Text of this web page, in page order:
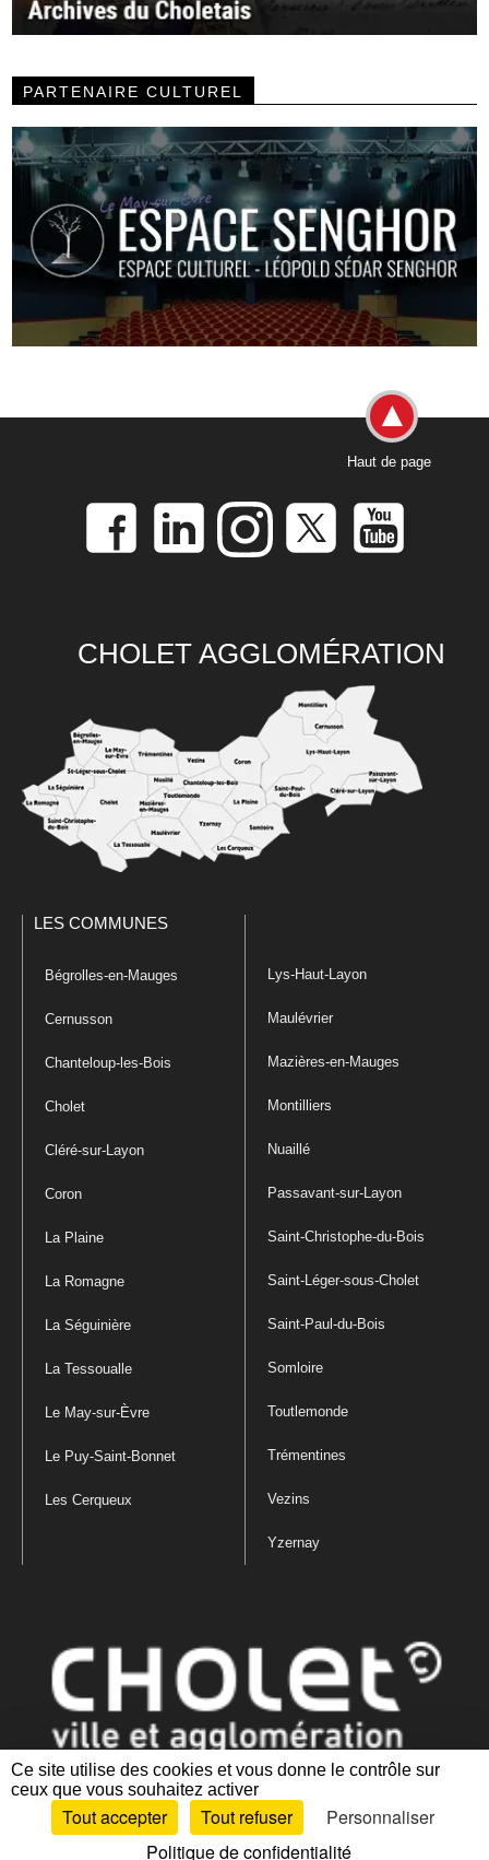
Ce site utilise des cookies et vous donne le contrôle sur
ceux que vous souhaitez activer
Tout accepter Tout refuser
Personnaliser
Politique de confidentialité
PARTENAIRE CULTUREL
Haut de page
CHOLET AGGLOMÉRATION
LES COMMUNES
Bégrolles-en-Mauges
Cernusson
Chanteloup-les-Bois
Cholet
Cléré-sur-Layon
Coron
La Plaine
La Romagne
La Séguinière
La Tessoualle
Le May-sur-Èvre
Le Puy-Saint-Bonnet
Les Cerqueux
Lys-Haut-Layon
Maulévrier
Mazières-en-Mauges
Montilliers
Nuaillé
Passavant-sur-Layon
Saint-Christophe-du-Bois
Saint-Léger-sous-Cholet
Saint-Paul-du-Bois
Somloire
Toutlemonde
Trémentines
Vezins
Yzernay
Mentions légales|Politique de confidentialité
des cookies |Plan du site Accessibilité : partiellement conforme